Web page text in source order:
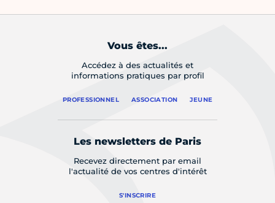
Vous êtes...
Accédez à des actualités et
informations pratiques par profil
PROFESSIONNEL ASSOCIATION JEUNE
Les newsletters de Paris
Recevez directement par email
l'actualité de vos centres d'intérêt
S'INSCRIRE